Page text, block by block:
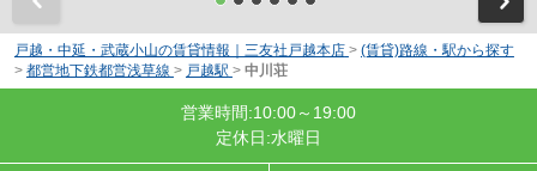
戸越・中延・武蔵小山の賃貸情報｜三友社戸越本店 > (賃貸)路線・駅から探す
> 都営地下鉄都営浅草線 > 戸越駅 > 中川荘
営業時間:10:00～19:00
定休日:水曜日